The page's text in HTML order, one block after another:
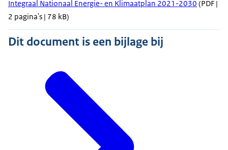
Integraal Nationaal Energie- en Klimaatplan 2021-2030 (PDF |
2 pagina's | 78 kB)
Dit document is een bijlage bij